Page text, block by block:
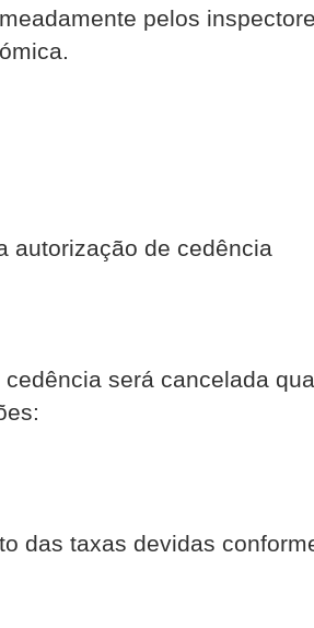
pelos
autorização de cedência
será cancelada
das taxas devidas